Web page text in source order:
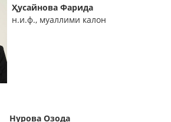
Ҳусайнова Фарида
н.и.ф., муаллими калон
Нурова Озода